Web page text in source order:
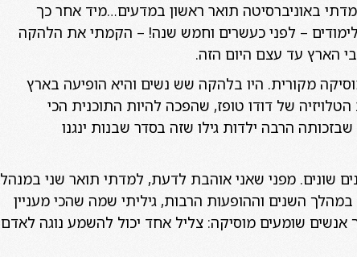
באוניברסיטה תואר ראשון במדעים…מיד אחר כך
– לפני כעשרים וחמש שנה! – הקמתי את הלהקה
הארץ עד עצם היום הזה.
מקורית. היו בלהקה שש נשים והיא הופיעה בארץ
של דודו טופז, שהפכה להיות התוכנית הכי
הרבה ילדות גילו שזה בסדר שבנות ינגנו
שונים. מפני שאני אוהבת לדעת, למדתי תואר שני במנהל
השנים וההופעות הרבות, גיליתי שמה שהכי מעניין
אנשים שומעים מוסיקה: צליל אחד יכול להשמע נוגה לאדם